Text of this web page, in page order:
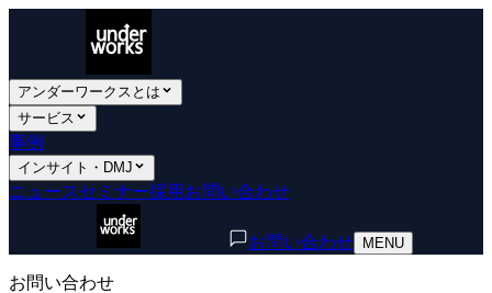
アンダーワークスとは
サービス
事例
インサイト・DMJ
ニュース セミナー採用 お問い合わせ
お問い合わせ MENU
お問い合わせ